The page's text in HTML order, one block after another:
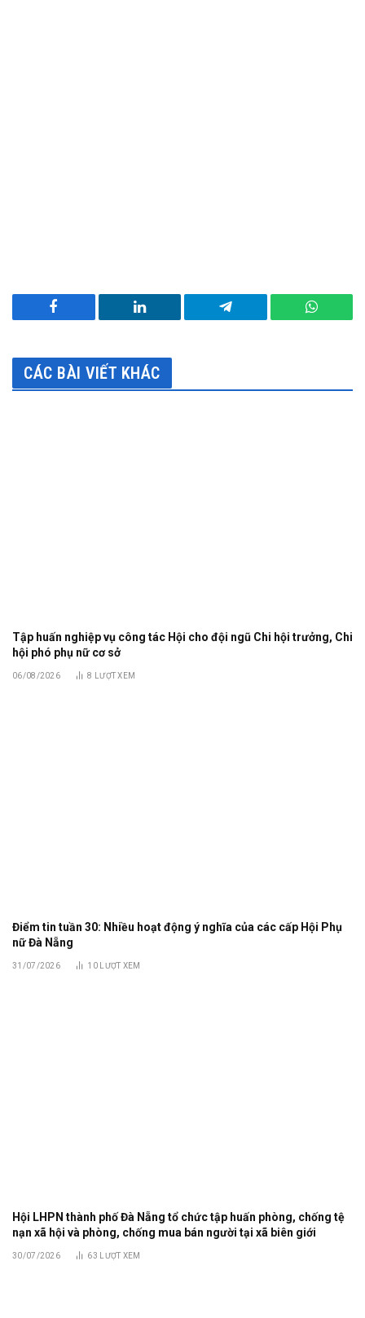
Facebook LinkedIn Telegram
CÁC BÀI VIẾT KHÁC
Tập huấn nghiệp vụ công tác Hội cho đội ngũ Chi hội trưởng, Chi
hội phó phụ nữ cơ sở
06/08/2026 8 LƯỢT XEM
Điểm tin tuần 30: Nhiều hoạt động ý nghĩa của các cấp Hội Phụ
nữ Đà Nẵng
31/07/2026 10 LƯỢT XEM
Hội LHPN thành phố Đà Nẵng tổ chức tập huấn phòng, chống tệ
nạn xã hội và phòng, chống mua bán người tại xã biên giới
30/07/2026 63 LƯỢT XEM